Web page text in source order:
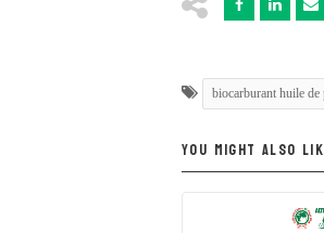
biocarburant huile
YOU MIGHT ALSO